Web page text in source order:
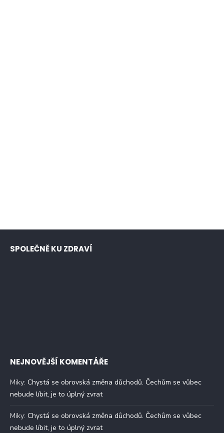
SPOLEČNĚ KU ZDRAVÍ
NEJNOVĚJŠÍ KOMENTÁŘE
Miky: Chystá se obrovská změna důchodů. Čechům se vůbec
nebude líbit, je to úplný zvrat
Miky: Chystá se obrovská změna důchodů. Čechům se vůbec
nebude líbit, je to úplný zvrat